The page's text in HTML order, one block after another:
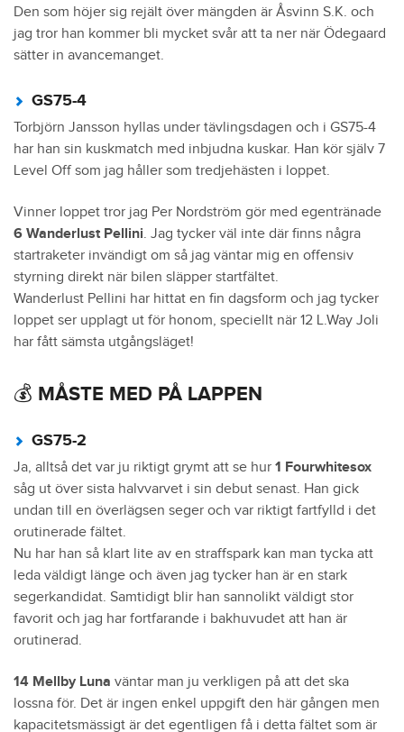
Den som höjer sig rejält över mängden är Åsvinn S.K. och
jag tror han kommer bli mycket svår att ta ner när Ödegaard
sätter in avancemanget.
GS75-4
Torbjörn Jansson hyllas under tävlingsdagen och i GS75-4
har han sin kuskmatch med inbjudna kuskar. Han kör själv 7
Level Off som jag håller som tredjehästen i loppet.
Vinner loppet tror jag Per Nordström gör med egentränade
6 Wanderlust Pellini. Jag tycker väl inte där finns några
startraketer invändigt om så jag väntar mig en offensiv
styrning direkt när bilen släpper startfältet.
Wanderlust Pellini har hittat en fin dagsform och jag tycker
loppet ser upplagt ut för honom, speciellt när 12 L.Way Joli
har fått sämsta utgångsläget!
💰 MÅSTE MED PÅ LAPPEN
GS75-2
Ja, alltså det var ju riktigt grymt att se hur 1 Fourwhitesox
såg ut över sista halvvarvet i sin debut senast. Han gick
undan till en överlägsen seger och var riktigt fartfylld i det
orutinerade fältet.
Nu har han så klart lite av en straffspark kan man tycka att
leda väldigt länge och även jag tycker han är en stark
segerkandidat. Samtidigt blir han sannolikt väldigt stor
favorit och jag har fortfarande i bakhuvudet att han är
orutinerad.
14 Mellby Luna väntar man ju verkligen på att det ska
lossna för. Det är ingen enkel uppgift den här gången men
kapacitetsmässigt är det egentligen få i detta fältet som är